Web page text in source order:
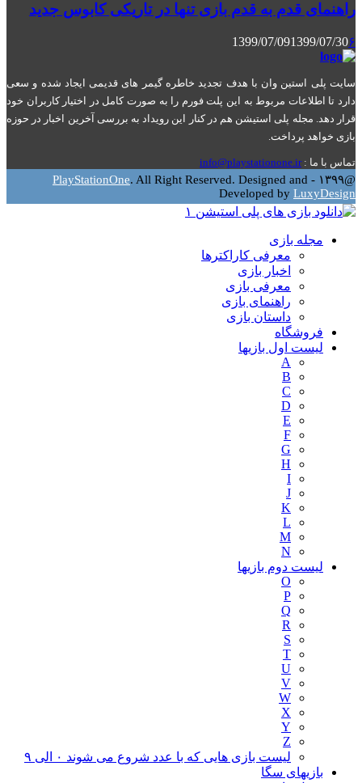
راهنمای قدم به قدم بازی تنها در تاریکی کابوس جدید
1399/07/091399/07/30۶
سایت پلی استین وان با هدف تجدید خاطره گیمر های قدیمی ایجاد شده و سعی
دارد تا اطلاعات مربوط به این پلت فورم را به صورت کامل در اختیار کاربران خود
قرار دهد. مجله پلی استیشن هم در کنار این رویداد به بررسی آخرین اخبار در حوزه
بازی خواهد پرداخت.
تماس با ما :info@playstationone.ir
Facebook
Twitter
Instagram
Pinterest
Google
Youtube
@۱۳۹۹ - PlayStationOne. All Right Reserved. Designed and
Developed by LuxyDesign
مجله بازی
معرفی کاراکترها
اخبار بازی
معرفی بازی
راهنمای بازی
داستان بازی
فروشگاه
لیست اول بازیها
A
B
C
D
E
F
G
H
I
J
K
L
M
N
لیست دوم بازیها
O
P
Q
R
S
T
U
V
W
X
Y
Z
لیست بازی هایی که با عدد شروع می شوند ۰ الی ۹
بازیهای سگا